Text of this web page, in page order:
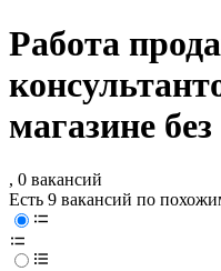
Работа
магазине
, 0 вакансий
Есть 9 вакансий по